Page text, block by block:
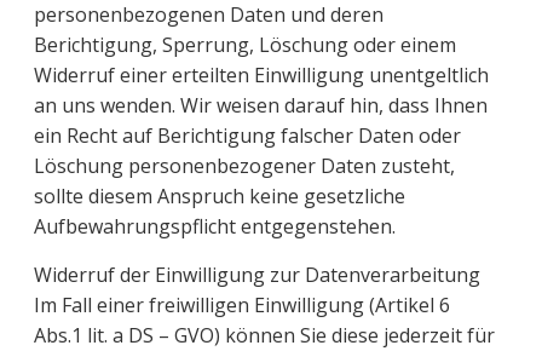
personenbezogenen Daten und deren
Berichtigung, Sperrung, Löschung oder einem
Widerruf einer erteilten Einwilligung unentgeltlich
an uns wenden. Wir weisen darauf hin, dass Ihnen
ein Recht auf Berichtigung falscher Daten oder
Löschung personenbezogener Daten zusteht,
sollte diesem Anspruch keine gesetzliche
Aufbewahrungspflicht entgegenstehen.
Widerruf der Einwilligung zur Datenverarbeitung
Im Fall einer freiwilligen Einwilligung (Artikel 6
Abs.1 lit. a DS – GVO) können Sie diese jederzeit für